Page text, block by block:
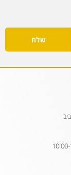
שלח